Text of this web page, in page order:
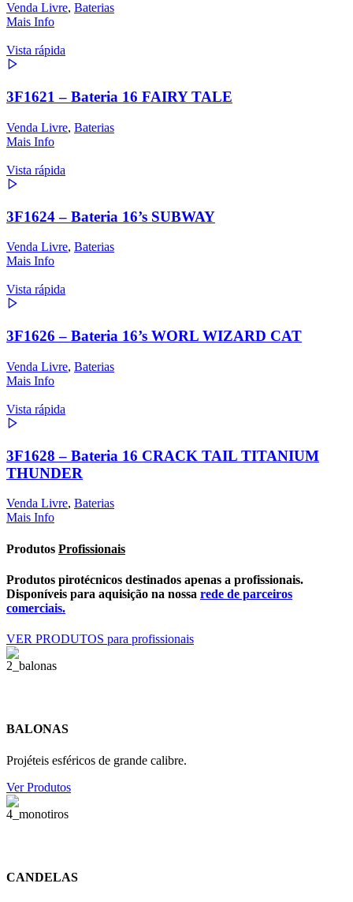
Venda Livre, Baterias
Mais Info
Vista rápida
3F1621 – Bateria 16 FAIRY TALE
Venda Livre, Baterias
Mais Info
Vista rápida
3F1624 – Bateria 16’s SUBWAY
Venda Livre, Baterias
Mais Info
Vista rápida
3F1626 – Bateria 16’s WORL WIZARD CAT
Venda Livre, Baterias
Mais Info
Vista rápida
3F1628 – Bateria 16 CRACK TAIL TITANIUM
THUNDER
Venda Livre, Baterias
Mais Info
Produtos Profissionais
Produtos pirotécnicos destinados apenas a profissionais.
Disponíveis para aquisição na nossa rede de parceiros
comerciais.
VER PRODUTOS para profissionais
BALONAS
Projéteis esféricos de grande calibre.
Ver Produtos
CANDELAS